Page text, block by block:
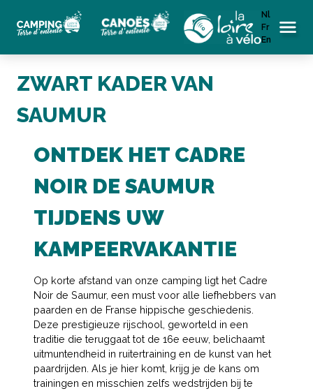
Nl
Fr
En
ZWART KADER VAN
SAUMUR
ONTDEK HET CADRE
NOIR DE SAUMUR
TIJDENS UW
KAMPEERVAKANTIE
Op korte afstand van onze camping ligt het Cadre
Noir de Saumur, een must voor alle liefhebbers van
paarden en de Franse hippische geschiedenis.
Deze prestigieuze rijschool, geworteld in een
traditie die teruggaat tot de 16e eeuw, belichaamt
uitmuntendheid in ruitertraining en de kunst van het
paardrijden. Als je hier komt, krijg je de kans om
trainingen en misschien zelfs wedstrijden bij te